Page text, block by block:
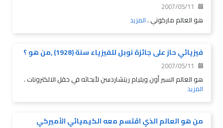
2007/05/11
هو العالم ماركوني .المزيد
فيزيائي حاز على جائزة نوبل للفيزياء سنة (1928) ,من هو ؟
2007/05/11
هو العالم السير أون ويليام ريتشاردسن لأبحاثه في حقل الالكترونات .
المزيد
من هو العالم الذي اقتسم معه الكيميائي الأميركي